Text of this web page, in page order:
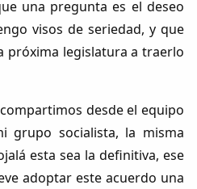
una pregunta es el deseo
visos de seriedad, y que
próxima legislatura a traerlo
desde el equipo
grupo socialista, la misma
esta sea la definitiva, ese
adoptar este acuerdo una